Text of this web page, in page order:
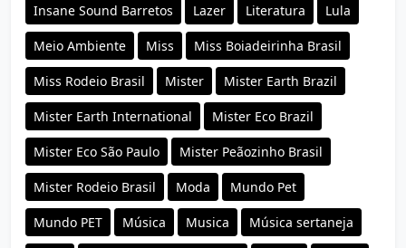
Insane Sound Barretos Lazer Literatura Lula
Meio Ambiente Miss Miss Boiadeirinha Brasil
Miss Rodeio Brasil Mister Mister Earth Brazil
Mister Earth International Mister Eco Brazil
Mister Eco São Paulo Mister Peãozinho Brasil
Mister Rodeio Brasil Moda Mundo Pet
Mundo PET Música Musica Música sertaneja